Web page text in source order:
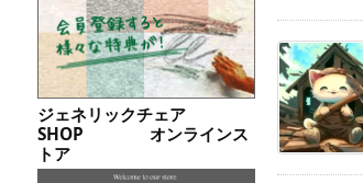
ジェネリックチェア
SHOP オンラインス
トア